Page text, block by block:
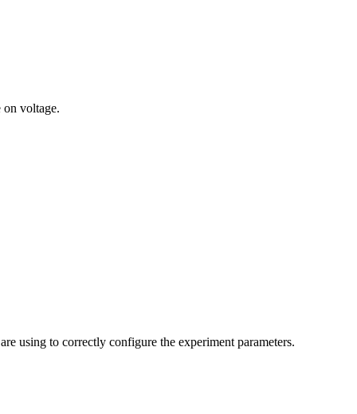
on voltage.
using to correctly configure the experiment parameters.